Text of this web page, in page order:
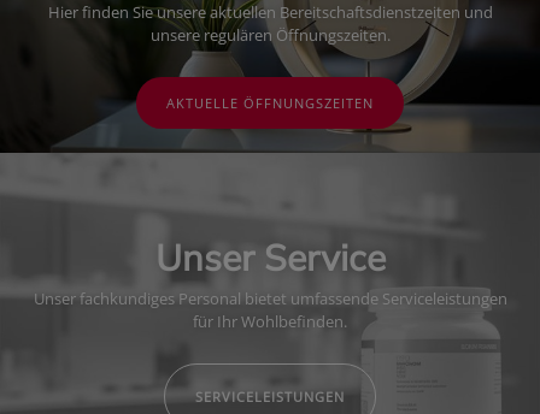
Hier finden Sie unsere aktuellen Bereitschaftsdienstzeiten und
unsere regulären Öffnungszeiten.
AKTUELLE ÖFFNUNGSZEITEN
Unser Service
Unser fachkundiges Personal bietet umfassende Serviceleistungen
für Ihr Wohlbefinden.
SERVICELEISTUNGEN